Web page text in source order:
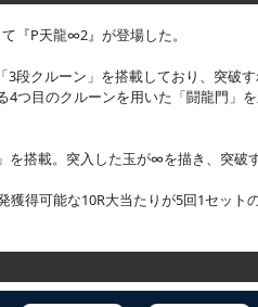
『P天龍∞2』が登場した。
クルーン」を搭載しており、突破す
4つ目のクルーンを用いた「闘龍門」
搭載。突入した玉が∞を描き、突破
獲得可能な10R大当たりが5回1セット